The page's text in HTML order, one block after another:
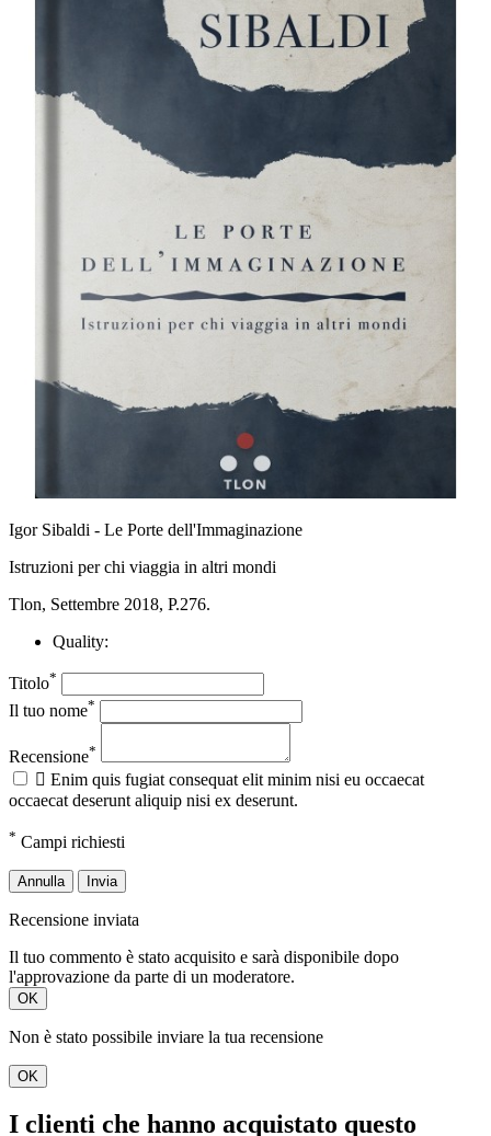
Igor Sibaldi - Le Porte dell'Immaginazione
Istruzioni per chi viaggia in altri mondi
Tlon, Settembre 2018, P.276.
Quality:
Titolo*
Il tuo nome*
Recensione*
 Enim quis fugiat consequat elit minim nisi eu occaecat
occaecat deserunt aliquip nisi ex deserunt.
* Campi richiesti
Annulla Invia
Recensione inviata
Il tuo commento è stato acquisito e sarà disponibile dopo
l'approvazione da parte di un moderatore.
OK
Non è stato possibile inviare la tua recensione
OK
I clienti che hanno acquistato questo